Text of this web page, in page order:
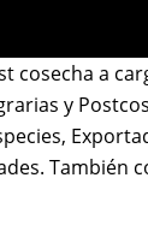
a
y